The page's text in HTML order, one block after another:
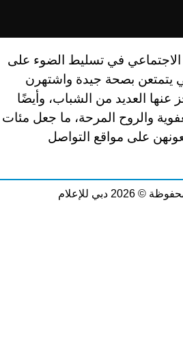
في تسليط الضوء على
يتمتعن بصحة جيدة واشتهرن
عنها العديد من الشباب، وأيضًا
والروح المرحة، ما جعل مئات
على مواقع التواصل
دبي للإعلام